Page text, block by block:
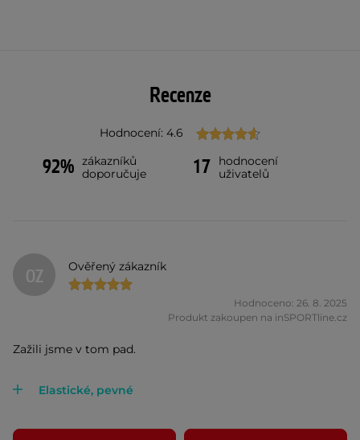
Recenze
Hodnocení: 4.6
92% zákazníků
doporučuje
17
hodnocení
uživatelů
OZ Ověřený zákazník
Hodnoceno: 26. 8. 2025
Produkt zakoupen na inSPORTline.cz
Zažili jsme v tom pad.
Elastické, pevné